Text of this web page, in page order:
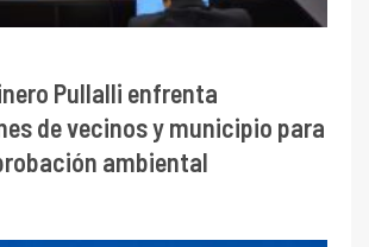
Pullalli enfrenta
de vecinos y municipio para
ambiental